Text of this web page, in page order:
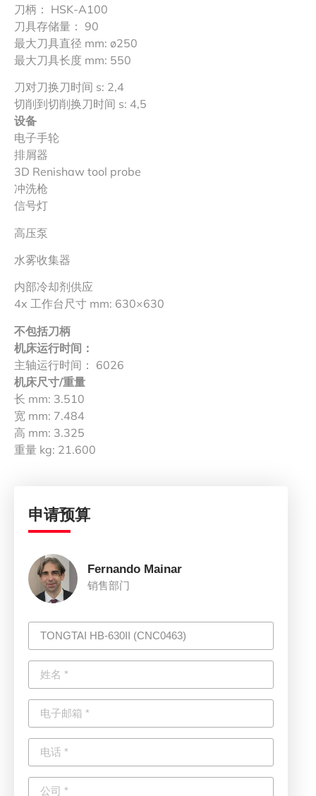
刀柄： HSK-A100
刀具存储量： 90
最大刀具直径 mm: ø250
最大刀具长度 mm: 550
刀对刀换刀时间 s: 2,4
切削到切削换刀时间 s: 4,5
设备
电子手轮
排屑器
3D Renishaw tool probe
冲洗枪
信号灯
高压泵
水雾收集器
内部冷却剂供应
4x 工作台尺寸 mm: 630×630
不包括刀柄
机床运行时间：
主轴运行时间： 6026
机床尺寸/重量
长 mm: 3.510
宽 mm: 7.484
高 mm: 3.325
重量 kg: 21.600
申请预算
Fernando Mainar
销售部门